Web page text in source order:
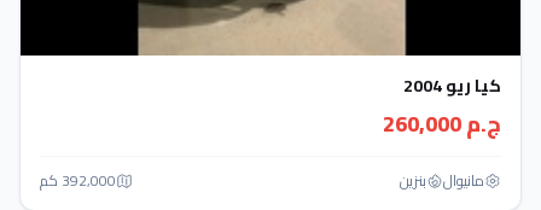
كيا ريو 2004
ج.م 260,000
مانيوال بنزين 392,000 كم